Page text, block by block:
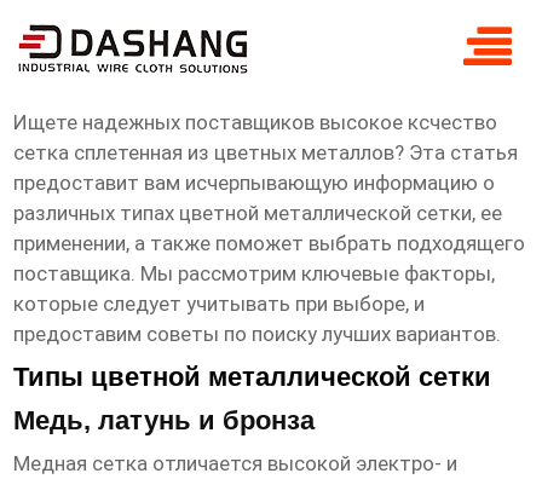
высокое ксчество сетка сплетенная из
цветных металлов Поставщики
Ищете надежных поставщиков высокое ксчество
сетка сплетенная из цветных металлов? Эта статья
предоставит вам исчерпывающую информацию о
различных типах цветной металлической сетки, ее
применении, а также поможет выбрать подходящего
поставщика. Мы рассмотрим ключевые факторы,
которые следует учитывать при выборе, и
предоставим советы по поиску лучших вариантов.
Типы цветной металлической сетки
Медь, латунь и бронза
Медная сетка отличается высокой электро- и